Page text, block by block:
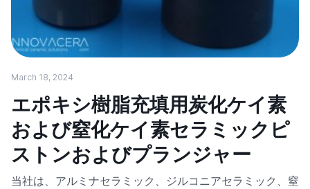
March 18, 2024
エポキシ樹脂充填用炭化ケイ素
および窒化ケイ素セラミックピ
ストンおよびプランジャー
当社は、アルミナセラミック、ジルコニアセラミック、窒